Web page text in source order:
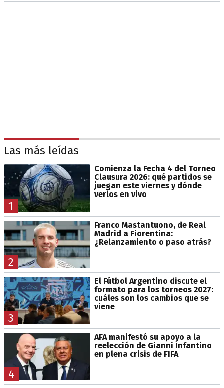
Las más leídas
1
Comienza la Fecha 4 del Torneo
Clausura 2026: qué partidos se
juegan este viernes y dónde
verlos en vivo
2
Franco Mastantuono, de Real
Madrid a Fiorentina:
¿Relanzamiento o paso atrás?
3
El Fútbol Argentino discute el
formato para los torneos 2027:
cuáles son los cambios que se
viene
4
AFA manifestó su apoyo a la
reelección de Gianni Infantino
en plena crisis de FIFA